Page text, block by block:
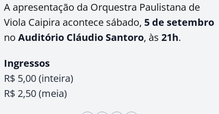
A apresentação da Orquestra Paulistana de
Viola Caipira acontece sábado, 5 de setembro
no Auditório Cláudio Santoro, às 21h.
Ingressos
R$ 5,00 (inteira)
R$ 2,50 (meia)